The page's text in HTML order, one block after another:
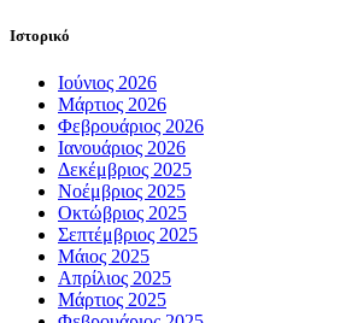
Ιστορικό
Ιούνιος 2026
Μάρτιος 2026
Φεβρουάριος 2026
Ιανουάριος 2026
Δεκέμβριος 2025
Νοέμβριος 2025
Οκτώβριος 2025
Σεπτέμβριος 2025
Μάιος 2025
Απρίλιος 2025
Μάρτιος 2025